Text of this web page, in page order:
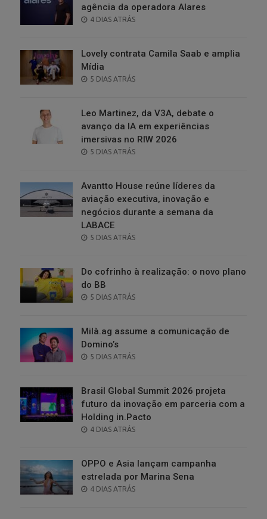
agência da operadora Alares
POSTED
4 DIAS ATRÁS
Lovely contrata Camila Saab e amplia
Mídia
POSTED
5 DIAS ATRÁS
Leo Martinez, da V3A, debate o
avanço da IA em experiências
imersivas no RIW 2026
POSTED
5 DIAS ATRÁS
Avantto House reúne líderes da
aviação executiva, inovação e
negócios durante a semana da
LABACE
POSTED
5 DIAS ATRÁS
Do cofrinho à realização: o novo plano
do BB
POSTED
5 DIAS ATRÁS
Milà.ag assume a comunicação de
Domino’s
POSTED
5 DIAS ATRÁS
Brasil Global Summit 2026 projeta
futuro da inovação em parceria com a
Holding in.Pacto
POSTED
4 DIAS ATRÁS
OPPO e Asia lançam campanha
estrelada por Marina Sena
POSTED
4 DIAS ATRÁS